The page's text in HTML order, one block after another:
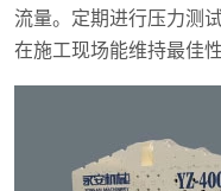
流量。定期进行压力测
在施工现场能维持最佳性